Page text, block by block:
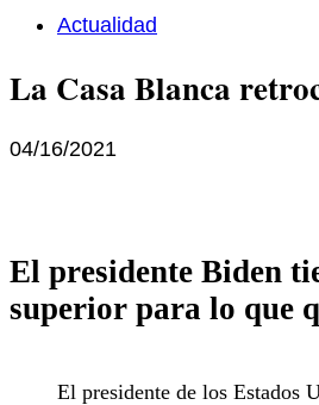
Actualidad
La Casa Blanca
04/16/2021
El presidente Biden
superior para lo que
El presidente de los Estados